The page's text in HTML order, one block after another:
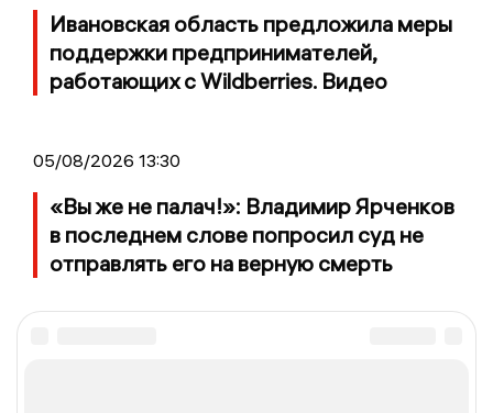
Ивановская область предложила меры
поддержки предпринимателей,
работающих с Wildberries. Видео
05/08/2026 13:30
«Вы же не палач!»: Владимир Ярченков
в последнем слове попросил суд не
отправлять его на верную смерть